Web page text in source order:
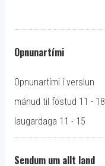
Opnunartími
Opnunartími í verslun
mánud til föstud 11 - 18
laugardaga 11 - 15
Sendum um allt land